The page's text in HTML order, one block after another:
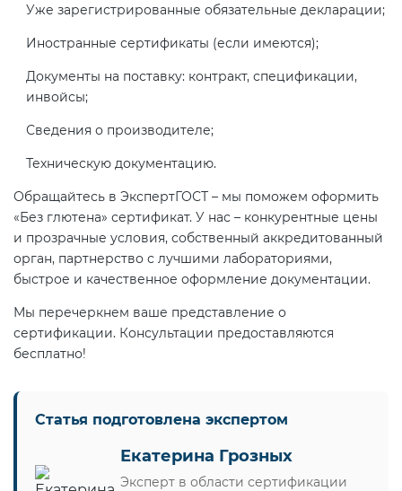
Уже зарегистрированные обязательные декларации;
Иностранные сертификаты (если имеются);
Документы на поставку: контракт, спецификации,
инвойсы;
Сведения о производителе;
Техническую документацию.
Обращайтесь в ЭкспертГОСТ – мы поможем оформить
«Без глютена» сертификат. У нас – конкурентные цены
и прозрачные условия, собственный аккредитованный
орган, партнерство с лучшими лабораториями,
быстрое и качественное оформление документации.
Мы перечеркнем ваше представление о
сертификации. Консультации предоставляются
бесплатно!
Статья подготовлена экспертом
Екатерина Грозных
Эксперт в области сертификации